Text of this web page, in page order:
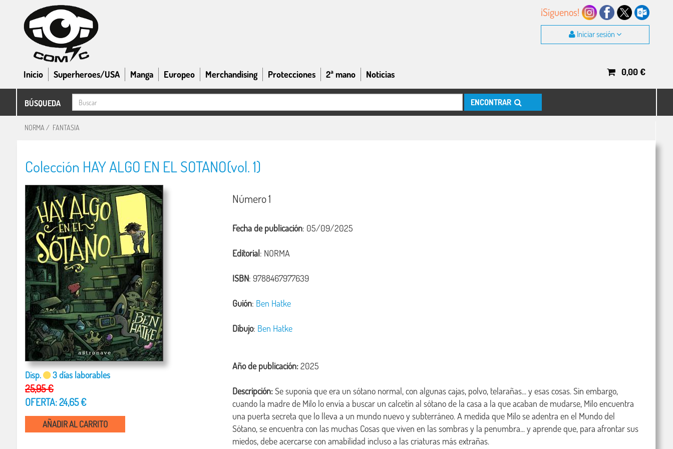
¡Síguenos!
Iniciar sesión
Inicio Superheroes/USA Manga Europeo Merchandising Protecciones 2ª mano Noticias 0,00€
BÚSQUEDA ENCONTRAR
NORMA / FANTASIA
Colección HAY ALGO EN EL SOTANO(vol. 1)
Disp. 3 días laborables
25,95 €
OFERTA: 24,65 €
AÑADIR AL CARRITO
Número 1
Fecha de publicación: 05/09/2025
Editorial: NORMA
ISBN: 9788467977639
Guión: Ben Hatke
Dibujo: Ben Hatke
Año de publicación:2025
Descripción: Se suponía que era un sótano normal, con algunas cajas, polvo, telarañas... y esas cosas. Sin embargo,
cuando la madre de Milo lo envía a buscar un calcetín al sótano de la casa a la que acaban de mudarse, Milo encuentra
una puerta secreta que lo lleva a un mundo nuevo y subterráneo. A medida que Milo se adentra en el Mundo del
Sótano, se encuentra con las muchas Cosas que viven en las sombras y la penumbra... y aprende que, para afrontar sus
miedos, debe acercarse con amabilidad incluso a las criaturas más extrañas.